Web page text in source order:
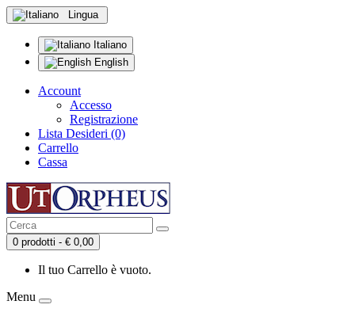
Lingua
Italiano
English
Account
Accesso
Registrazione
Lista Desideri (0)
Carrello
Cassa
0 prodotti - € 0,00
Il tuo Carrello è vuoto.
Menu